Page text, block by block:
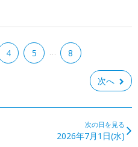
4 5 … 8
次へ
次の日を見る
2026年7月1日(水)